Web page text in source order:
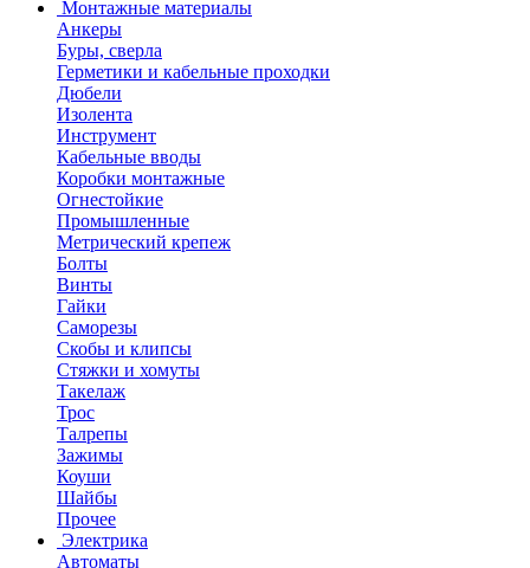
Монтажные материалы
Анкеры
Буры, сверла
Герметики и кабельные проходки
Дюбели
Изолента
Инструмент
Кабельные вводы
Коробки монтажные
Огнестойкие
Промышленные
Метрический крепеж
Болты
Винты
Гайки
Саморезы
Скобы и клипсы
Стяжки и хомуты
Такелаж
Трос
Талрепы
Зажимы
Коуши
Шайбы
Прочее
Электрика
Автоматы